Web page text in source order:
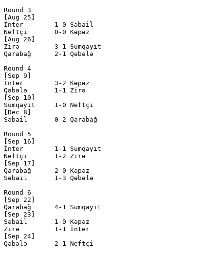
Round 3
[Aug 25]
İnter        1-0 Səbail
Neftçi       0-0 Kəpəz
[Aug 26]
Zirə         3-1 Sumqayıt
Qarabağ      2-1 Qəbələ
Round 4
[Sep 9]
İnter        3-2 Kəpəz
Qəbələ       1-1 Zirə
[Sep 10]
Sumqayıt     1-0 Neftçi
[Dec 8]
Səbail       0-2 Qarabağ
Round 5
[Sep 16]
İnter        1-1 Sumqayıt
Neftçi       1-2 Zirə
[Sep 17]
Qarabağ      2-0 Kəpəz
Səbail       1-3 Qəbələ
Round 6
[Sep 22]
Qarabağ      4-1 Sumqayıt
[Sep 23]
Səbail       1-0 Kəpəz
Zirə         1-1 İnter
[Sep 24]
Qəbələ       2-1 Neftçi